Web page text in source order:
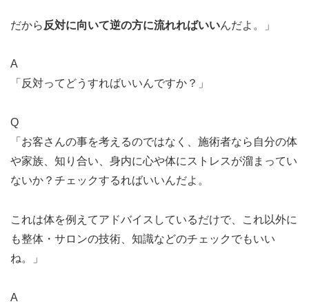
だから 反対に向いて逆の方に流れればいいんだよ。」
A
「反対ってどうすればいいんですか？」
Q
「お客さんの事を考えるのではなく、施術者なら自分の体
や家族、知り合い、身内に心や体にストレスが溜まってい
ないか？チェックするればいいんだよ。
これは体を例えてアドバイスしているだけで、これ以外に
も整体・サロンの技術、知識などのチェックでもいい
ね。」
A